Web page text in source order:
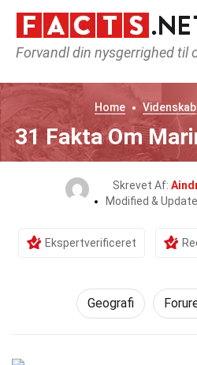
Forvandl din nysgerrighed til
Home Videnskab
31 Fakta Om
Skrevet Af:
Modified &
Ekspertverificeret
Geografi